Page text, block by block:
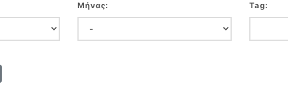
Μήνας: Tag: